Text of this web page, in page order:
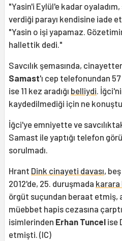
"Yasin'i Eylül'e kadar
verdiği parayı kendisine iade
"Yasin o işi yapamaz.
hallettik dedi."
Savcılık şemasında,
Samast'ı cep telefonundan
ise 11 kez aradığı belliydi .
kaydedilmediği için ne
İğci'ye emniyette ve
Samast ile yaptığı telefon
sorulmadı.
Hrant Dink cinayeti davası,
2012'de, 25. duruşmada karara
örgüt suçundan beraat etmiş,
müebbet hapis cezasına
isimlerinden Erhan Tuncel ise
etmişti. (IC)